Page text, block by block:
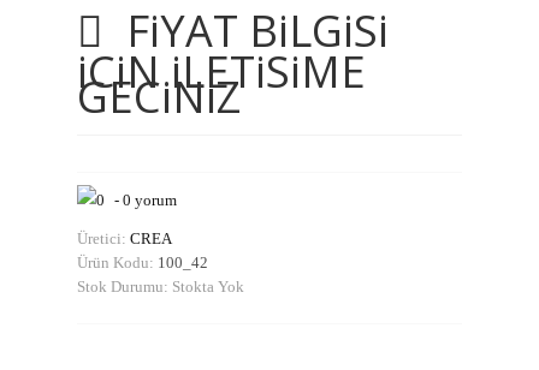
FiYAT BiLGiSi
iCiN iLETiSiME
GECiNiZ
- 0 yorum
Üretici: CREA
Ürün Kodu: 100_42
Stok Durumu: Stokta Yok